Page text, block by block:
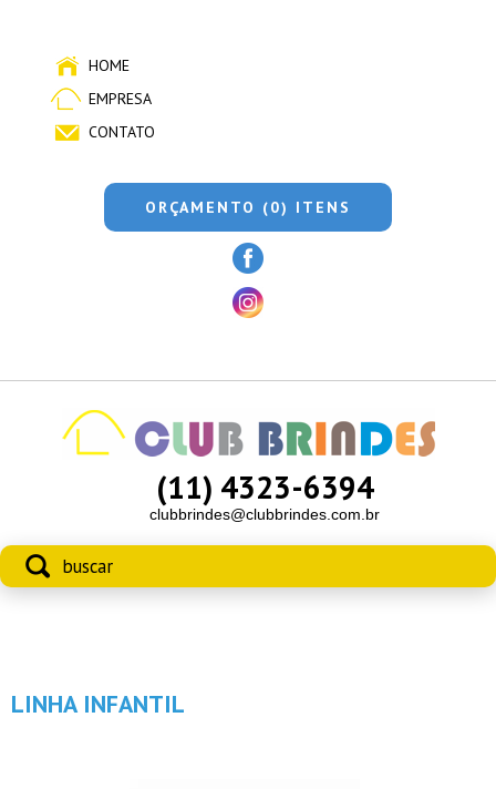
HOME
EMPRESA
CONTATO
ORÇAMENTO (0) ITENS
(11) 4323-6394
clubbrindes@clubbrindes.com.br
LINHA INFANTIL